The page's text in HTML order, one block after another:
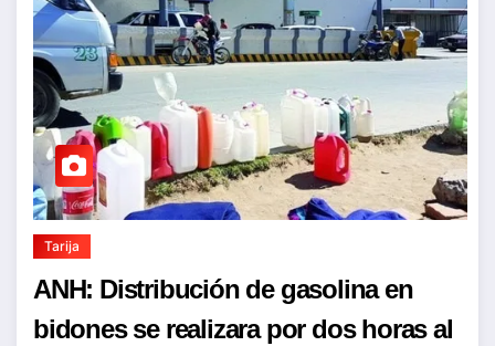
Tarija
ANH: Distribución de gasolina en
bidones se realizara por dos horas al